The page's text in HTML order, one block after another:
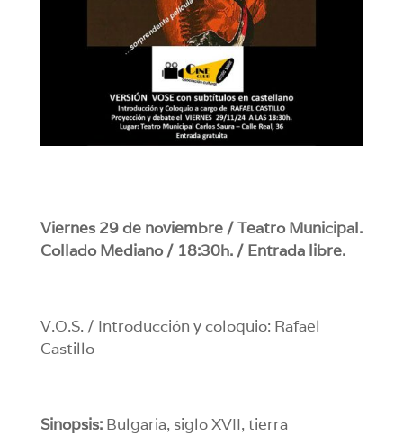
Viernes 29 de noviembre / Teatro Municipal.
Collado Mediano / 18:30h. / Entrada libre.
V.O.S. / Introducción y coloquio: Rafael
Castillo
Sinopsis:Bulgaria, siglo XVII, tierra